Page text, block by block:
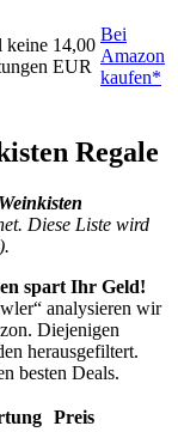
keine 14,00
EUR
Bei
Amazon
kaufen*
Regale
Diese Liste wird
spart Ihr Geld!
analysieren wir
Diejenigen
herausgefiltert.
besten Deals.
Preis